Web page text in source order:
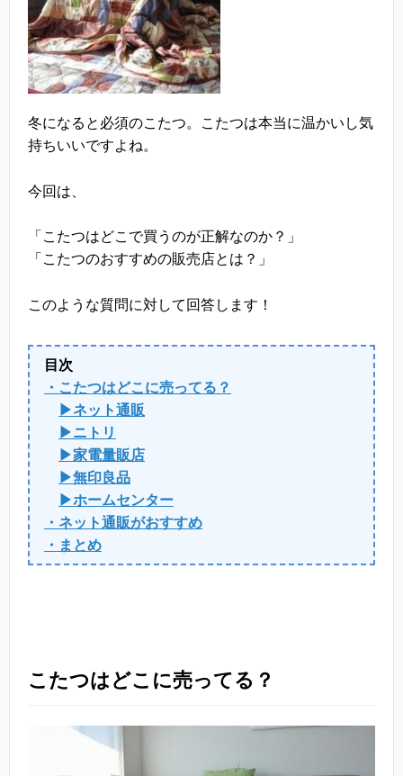
冬になると必須のこたつ。こたつは本当に温かいし気
持ちいいですよね。
今回は、
「こたつはどこで買うのが正解なのか？」
「こたつのおすすめの販売店とは？」
このような質問に対して回答します！
目次
・こたつはどこに売ってる？
▶ネット通販
▶ニトリ
▶家電量販店
▶無印良品
▶ホームセンター
・ネット通販がおすすめ
・まとめ
こたつはどこに売ってる？